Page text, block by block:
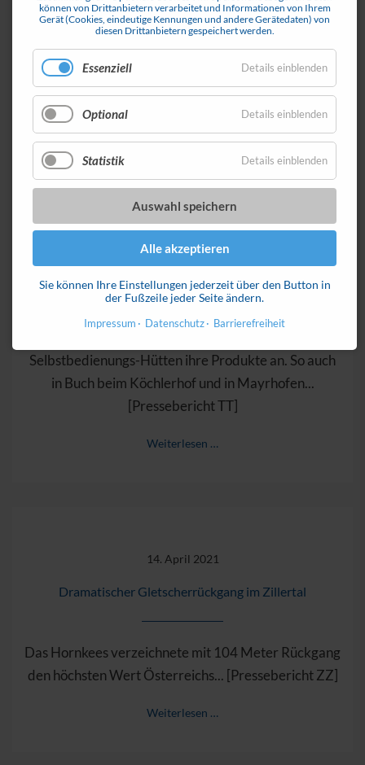
Im März hat ein Felsbrocken große Schäden auf der
Zillertalstraße bei Ginzling (Bezirk Schwaz)
verursacht... [Pressebericht ORF]
21. April 2021
Selbstbedienungs-Hütten ihre Produkte an. So auch
in Buch beim Köchlerhof und in Mayrhofen...
[Pressebericht TT]
Weiterlesen …
14. April 2021
Dramatischer Gletscherrückgang im Zillertal
Das Hornkees verzeichnete mit 104 Meter Rückgang
den höchsten Wert Österreichs... [Pressebericht ZZ]
Weiterlesen …
können von Drittanbietern verarbeitet und Informationen von Ihrem
Gerät (Cookies, eindeutige Kennungen und andere Gerätedaten) von
diesen Drittanbietern gespeichert werden.
Essenziell Details einblenden
Optional Details einblenden
Statistik Details einblenden
Auswahl speichern
Alle akzeptieren
Sie können Ihre Einstellungen jederzeit über den Button in
der Fußzeile jeder Seite ändern.
Impressum Datenschutz Barrierefreiheit